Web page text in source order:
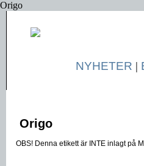
Origo
NYHETER |
Origo
OBS! Denna etikett är INTE inlagt på